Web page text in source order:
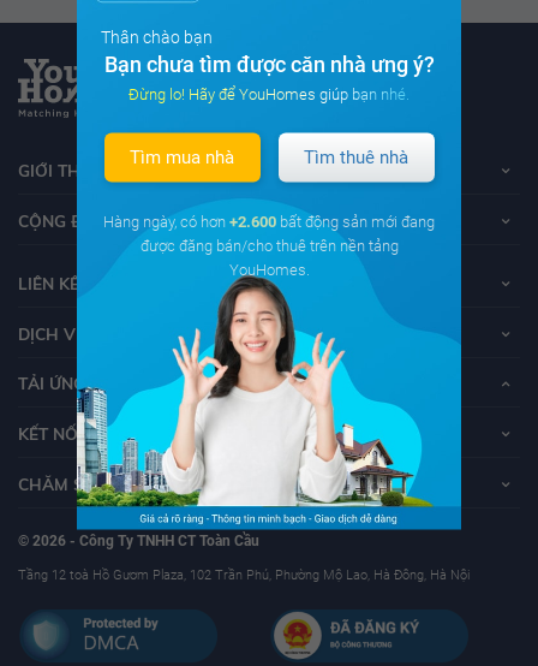
GIỚI THIỆU VỀ YOUHOMES
CỘNG ĐỒNG YOUHOMERS
LIÊN KẾT
DỊCH VỤ KHÁCH HÀNG
TẢI ỨNG DỤNG YOUHOMES
KẾT NỐI VỚI YOUHOMES
CHĂM SÓC KHÁCH HÀNG
© 2026 - Công Ty TNHH CT Toàn Cầu
Tầng 12 toà Hồ Gươm Plaza, 102 Trần Phú, Phường Mộ Lao, Hà Đông, Hà Nội
Thân chào bạn
Bạn chưa tìm được căn nhà ưng ý?
Đừng lo! Hãy để YouHomes giúp bạn nhé.
Tìm mua nhà Tìm thuê nhà
Hàng ngày, có hơn +2.600 bất động sản mới đang
được đăng bán/cho thuê trên nền tảng
YouHomes.